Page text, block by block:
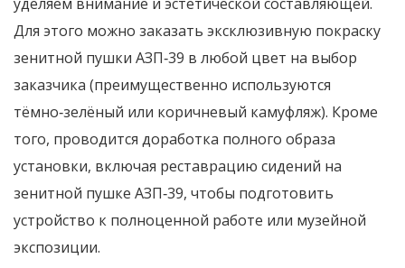
Для этого можно заказать эксклюзивную покраску
зенитной пушки АЗП‑39 в любой цвет на выбор
заказчика (преимущественно используются
тёмно‑зелёный или коричневый камуфляж). Кроме
того, проводится доработка полного образа
установки, включая реставрацию сидений на
зенитной пушке АЗП‑39, чтобы подготовить
устройство к полноценной работе или музейной
экспозиции.